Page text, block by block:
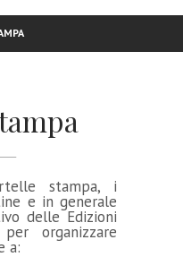
stampa, i
e in generale
delle Edizioni
organizzare
a: